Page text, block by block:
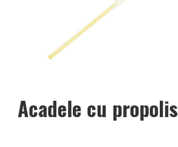
Acadele cu propolis